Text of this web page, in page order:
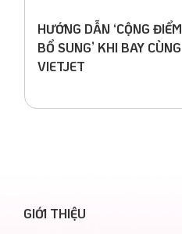
HƯỚNG DẪN ‘CỘNG ĐIỂM
BỔ SUNG’ KHI BAY CÙNG
VIETJET
GIỚI THIỆU